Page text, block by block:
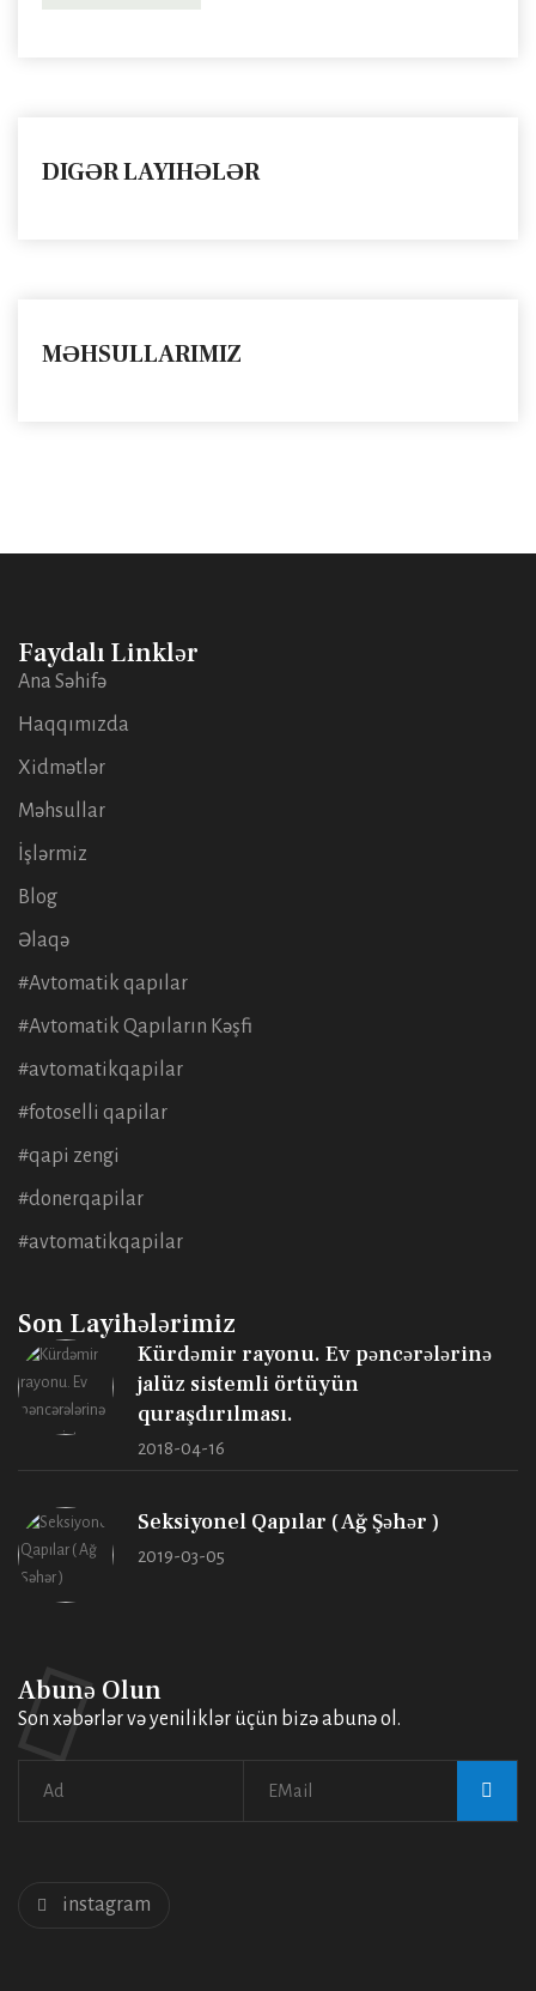
DIGƏR LAYIHƏLƏR
MƏHSULLARIMIZ
Faydalı Linklər
Ana Səhifə
Haqqımızda
Xidmətlər
Məhsullar
İşlərmiz
Blog
Əlaqə
#Avtomatik qapılar
#Avtomatik Qapıların Kəşfi
#avtomatikqapilar
#fotoselli qapilar
#qapi zengi
#donerqapilar
#avtomatikqapilar
Son Layihələrimiz
Kürdəmir rayonu. Ev pəncərələrinə
jalüz sistemli örtüyün
quraşdırılması.
2018-04-16
Seksiyonel Qapılar ( Ağ Şəhər )
2019-03-05
Abunə Olun
Son xəbərlər və yeniliklər üçün bizə abunə ol.
instagram